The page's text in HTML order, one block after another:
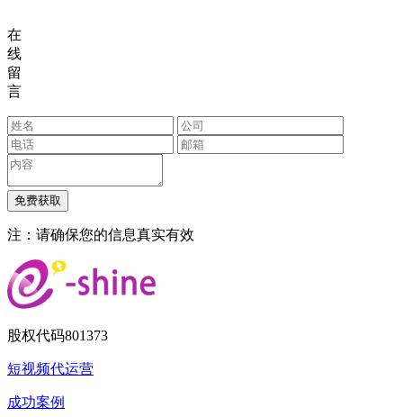
在
线
留
言
注：请确保您的信息真实有效
股权代码801373
短视频代运营
成功案例